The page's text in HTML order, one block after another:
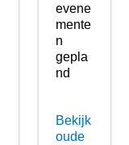
evene
mente
n
gepla
nd
Bekijk
oude